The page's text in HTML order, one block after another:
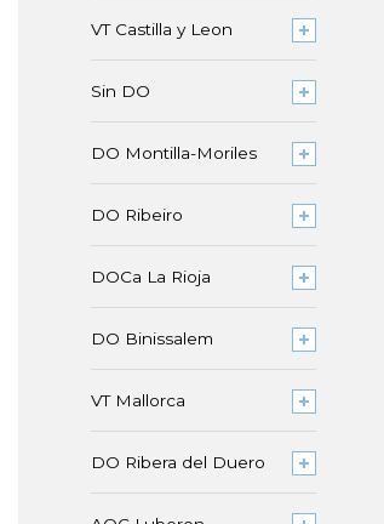
VT Castilla y Leon
Sin DO
DO Montilla-Moriles
DO Ribeiro
DOCa La Rioja
DO Binissalem
VT Mallorca
DO Ribera del Duero